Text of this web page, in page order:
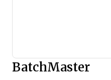
BatchMaster